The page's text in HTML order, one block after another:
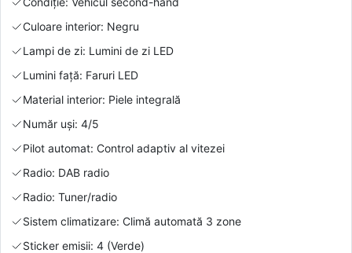
Culoare interior: Negru
Lampi de zi: Lumini de zi LED
Lumini față: Faruri LED
Material interior: Piele integrală
Număr uși: 4/5
Pilot automat: Control adaptiv al vitezei
Radio: DAB radio
Radio: Tuner/radio
Sistem climatizare: Climă automată 3 zone
Sticker emisii: 4 (Verde)